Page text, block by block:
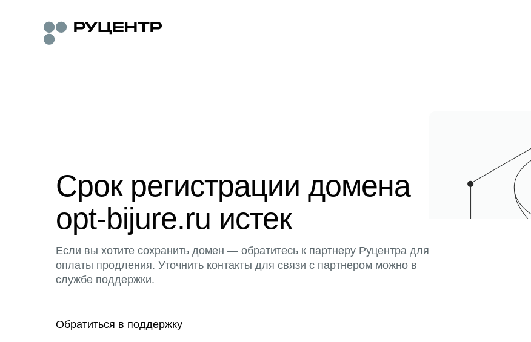
Срок регистрации домена
opt-bijure.ru истек
Если вы хотите сохранить домен — обратитесь к партнеру Руцентра для
оплаты продления. Уточнить контакты для связи с партнером можно в
службе поддержки.
Обратиться в поддержку